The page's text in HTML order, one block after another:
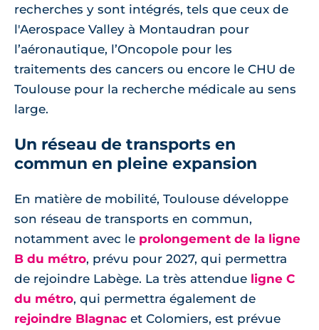
recherches y sont intégrés, tels que ceux de
l'Aerospace Valley à Montaudran pour
l’aéronautique, l’Oncopole pour les
traitements des cancers ou encore le CHU de
Toulouse pour la recherche médicale au sens
large.
Un réseau de transports en
commun en pleine expansion
En matière de mobilité, Toulouse développe
son réseau de transports en commun,
notamment avec le prolongement de la ligne
B du métro, prévu pour 2027, qui permettra
de rejoindre Labège. La très attendue ligne C
du métro, qui permettra également de
rejoindre Blagnac et Colomiers, est prévue